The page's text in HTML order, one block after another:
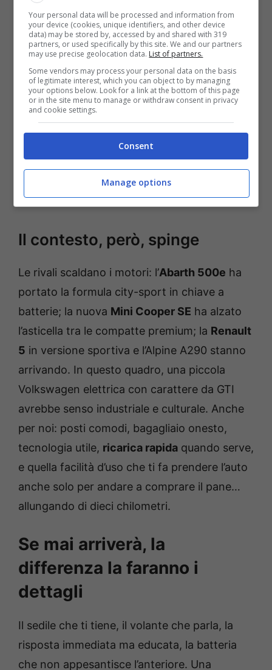
prudenti
Cosa sappiamo, senza inventare? Che
Volkswagen sta puntando su compatte
elettriche accessibili, con tempi di ricarica
rapidi e batterie pensate per l’uso quotidiano.
Il progetto GTI elettrico dovrebbe nascere lì.
Nome e dettagli tecnici della ipotetica “ID
PoloClubsport” non sono però ufficiali.
Meglio restare lucidi: potenza, peso, prezzi e
Il contesto, però, spinge
Le rivali scaldano i motori: l’Abarth 500e ha
portato la formula city-sport in chiave a
batterie; la nuova Mini Cooper SE ha alzato
l’asticella tra le compatte premium; la Renault
5 in versione sportiva e l’Alpine A290 stanno
arrivando. In questo quadro, una piccola
Volkswagen elettrica con carattere da GTI
avrebbe senso industriale e culturale. Anche
per noi: posti comodi, bagagliaio onesto,
tecnologia utile, ricarica rapida quando serve,
e quella facilità d’uso che ti fa prendere l’auto
anche solo per andare a comprare il pane…
allungando di dieci chilometri.
Se mai arriverà, la
differenza la faranno i
dettagli
Il sedile che ti tiene, il volante che parla, la
risposta immediata ma educata, la batteria
che non appesantisce l’anteriore. Una
Your personal data will be processed and information from
your device (cookies, unique identifiers, and other device
data) may be stored by, accessed by and shared with 319
partners, or used specifically by this site. We and our partners
may use precise geolocation data. List of partners.
Some vendors may process your personal data on the basis
of legitimate interest, which you can object to by managing
your options below. Look for a link at the bottom of this page
or in the site menu to manage or withdraw consent in privacy
and cookie settings.
Consent
Manage options